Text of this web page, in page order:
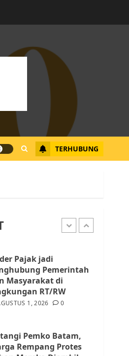
TERHUBUNG
Rempang Ajukan
Batam, Soroti
yang Resahkan
0
Berhenti
Tanah Warga
15, 2026
1, 2026
Pajak jadi
Pemerintah
Masyarakat di
RT/RW
1, 2026 0
Pemko Batam,
Rempang Protes